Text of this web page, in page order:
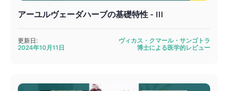
アーユルヴェーダハーブの基礎特性 - III
更新日:
2024年10月11日
ヴィカス・クマール・サンゴトラ
博士による医学的レビュー